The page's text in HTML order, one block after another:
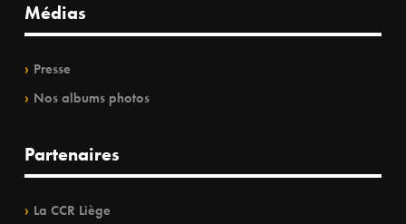
Médias
Presse
Nos albums photos
Partenaires
La CCR Liège